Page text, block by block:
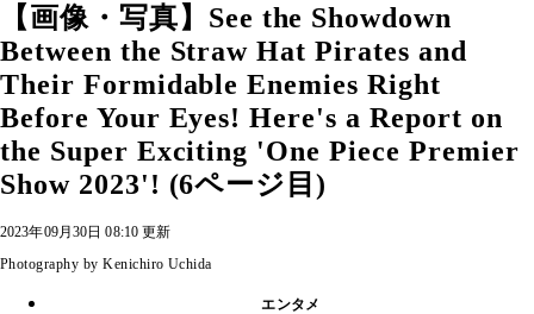
【画像・写真】See the Showdown
Between the Straw Hat Pirates and
Their Formidable Enemies Right
Before Your Eyes! Here's a Report on
the Super Exciting 'One Piece Premier
Show 2023'! (6ページ目)
2023年09月30日 08:10 更新
Photography by Kenichiro Uchida
エンタメ